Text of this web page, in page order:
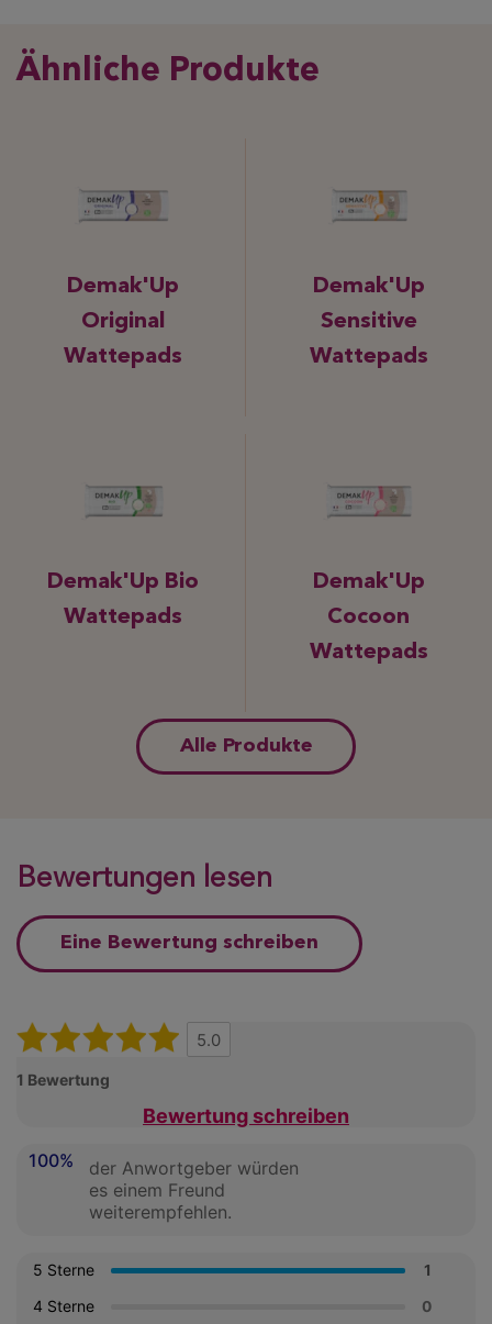
Ähnliche Produkte
Demak'Up
Original
Wattepads
Demak'Up
Sensitive
Wattepads
Demak'Up Bio
Wattepads
Demak'Up
Cocoon
Wattepads
Alle Produkte
Bewertungen lesen
Eine Bewertung schreiben
5.0
1 Bewertung
Bewertung schreiben
100%
der Anwortgeber würden
es einem Freund
weiterempfehlen.
5 Sterne 1
4 Sterne 0